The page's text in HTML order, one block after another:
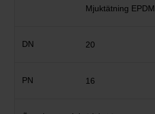
Mjuktätning EPDM
20
16